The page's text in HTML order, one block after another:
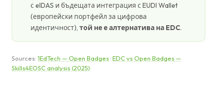
с eIDAS и бъдещата интеграция с EUDI Wallet
(европейски портфейл за цифрова
идентичност), той не е алтернатива на EDC.
Sources: 1EdTech — Open Badges·EDC vs Open Badges —
Skills4EOSC analysis (2025)